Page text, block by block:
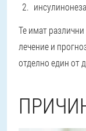
Те имат
лечение и
отделно един от